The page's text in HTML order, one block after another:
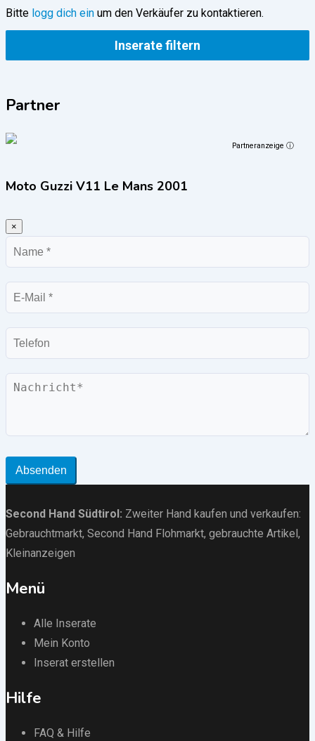
Bitte logg dich ein um den Verkäufer zu kontaktieren.
Inserate filtern
Partner
Partneranzeige ⓘ
Moto Guzzi V11 Le Mans 2001
×
Name
E-
Mail
Telefon
Nachricht
Absenden
Second Hand Südtirol : Zweiter Hand kaufen und verkaufen:
Gebrauchtmarkt, Second Hand Flohmarkt, gebrauchte Artikel ,
Kleinanzeigen
Menü
Alle Inserate
Mein Konto
Inserat erstellen
Hilfe
FAQ & Hilfe